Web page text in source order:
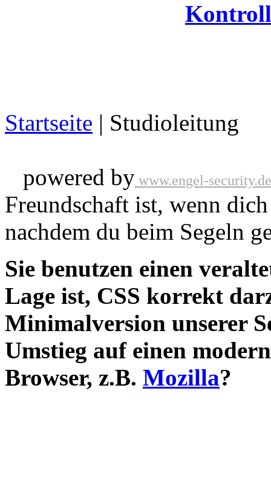
Startseite | Studioleitung
powered by www.engel-security.de
Freundschaft ist, wenn
nachdem du beim Segeln
Sie benutzen einen
Lage ist, CSS korrekt
Minimalversion unserer
Umstieg auf einen
Browser, z.B. Mozilla?